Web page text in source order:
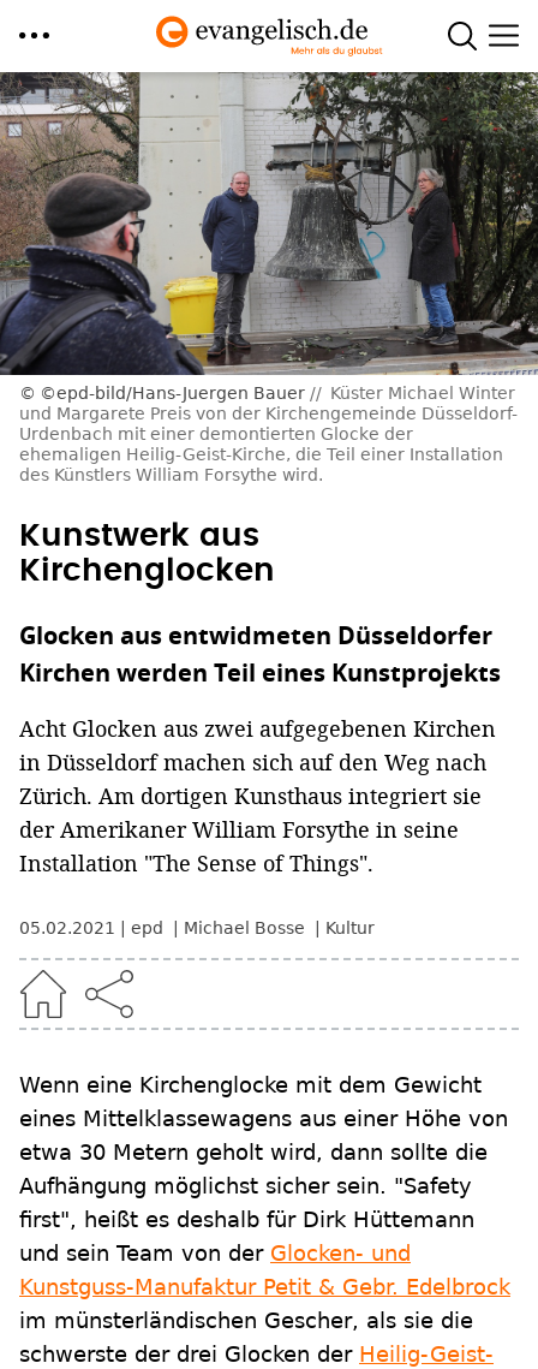
Direkt
zum
Inhalt
©epd-bild/Hans-Juergen Bauer
Küster Michael Winter
und Margarete Preis von der Kirchengemeinde Düsseldorf-
Urdenbach mit einer demontierten Glocke der
ehemaligen Heilig-Geist-Kirche, die Teil einer Installation
des Künstlers William Forsythe wird.
Kunstwerk aus
Kirchenglocken
Glocken aus entwidmeten Düsseldorfer
Kirchen werden Teil eines Kunstprojekts
Acht Glocken aus zwei aufgegebenen Kirchen
in Düsseldorf machen sich auf den Weg nach
Zürich. Am dortigen Kunsthaus integriert sie
der Amerikaner William Forsythe in seine
Installation "The Sense of Things".
05.02.2021 epd Michael Bosse Kultur
Wenn eine Kirchenglocke mit dem Gewicht
eines Mittelklassewagens aus einer Höhe von
etwa 30 Metern geholt wird, dann sollte die
Aufhängung möglichst sicher sein. "Safety
first", heißt es deshalb für Dirk Hüttemann
und sein Team von der Glocken- und
Kunstguss-Manufaktur Petit & Gebr. Edelbrock
im münsterländischen Gescher, als sie die
schwerste der drei Glocken der Heilig-Geist-